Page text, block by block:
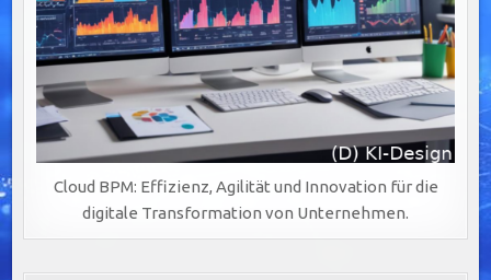
Cloud BPM: Effizienz, Agilität und Innovation für die
digitale Transformation von Unternehmen.